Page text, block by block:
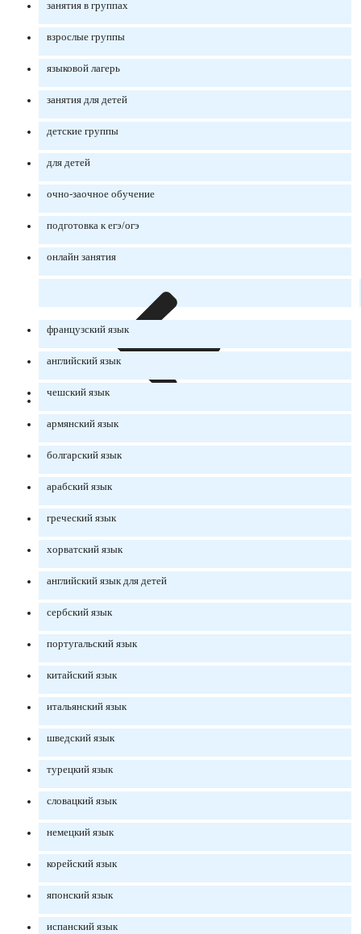
занятия в группах
взрослые группы
языковой лагерь
занятия для детей
детские группы
для детей
очно-заочное обучение
подготовка к егэ/огэ
онлайн занятия
французский язык
английский язык
чешский язык
армянский язык
болгарский язык
арабский язык
греческий язык
хорватский язык
английский язык для детей
сербский язык
португальский язык
китайский язык
итальянский язык
шведский язык
турецкий язык
словацкий язык
немецкий язык
корейский язык
японский язык
испанский язык